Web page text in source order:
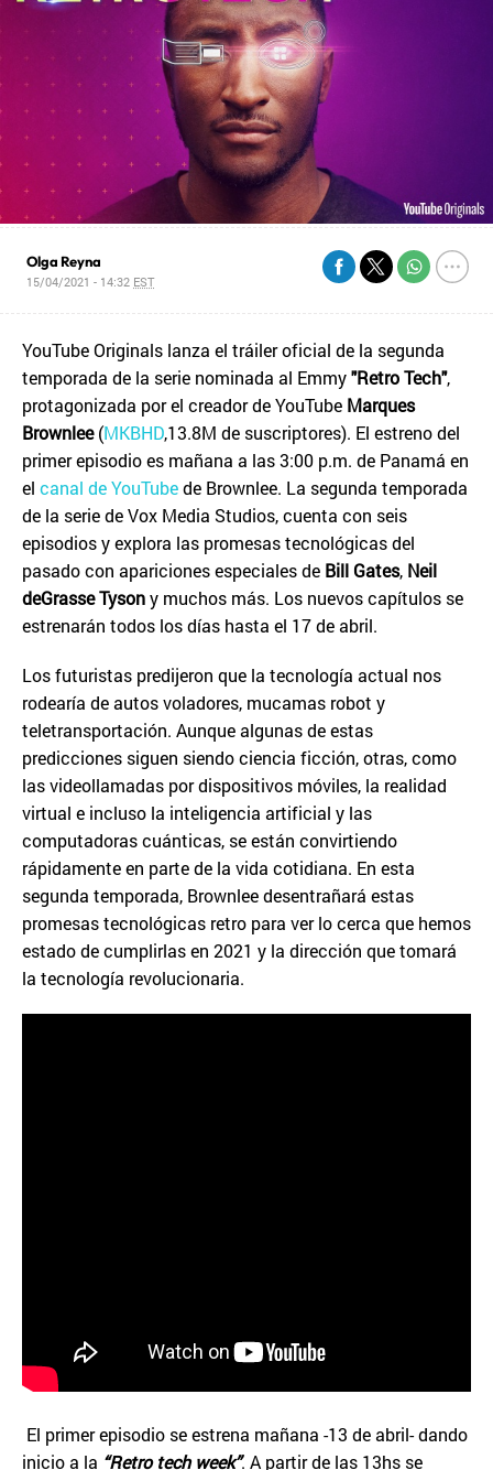
Olga Reyna
15/04/2021 - 14:32 EST
YouTube Originals lanza el tráiler oficial de la segunda
temporada de la serie nominada al Emmy"Retro Tech",
protagonizada por el creador de YouTube Marques
Brownlee(MKBHD,13.8M de suscriptores). El estreno del
primer episodio es mañana a las 3:00 p.m. de Panamá en
el canal de YouTubede Brownlee. La segunda temporada
de la serie de Vox Media Studios, cuenta con seis
episodios y explora las promesas tecnológicas del
pasado con apariciones especiales de Bill Gates, Neil
deGrasse Tysony muchos más. Los nuevos capítulos se
estrenarán todos los días hasta el 17 de abril.
Los futuristas predijeron que la tecnología actual nos
rodearía de autos voladores, mucamas robot y
teletransportación. Aunque algunas de estas
predicciones siguen siendo ciencia ficción, otras, como
las videollamadas por dispositivos móviles, la realidad
virtual e incluso la inteligencia artificial y las
computadoras cuánticas, se están convirtiendo
rápidamente en parte de la vida cotidiana. En esta
segunda temporada, Brownlee desentrañará estas
promesas tecnológicas retro para ver lo cerca que hemos
estado de cumplirlas en 2021 y la dirección que tomará
la tecnología revolucionaria.
El primer episodio se estrena mañana -13 de abril- dando
inicio a la “Retro tech week”. A partir de las 13hs se